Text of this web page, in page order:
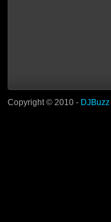
Copyright © 2010 - DJBuzz